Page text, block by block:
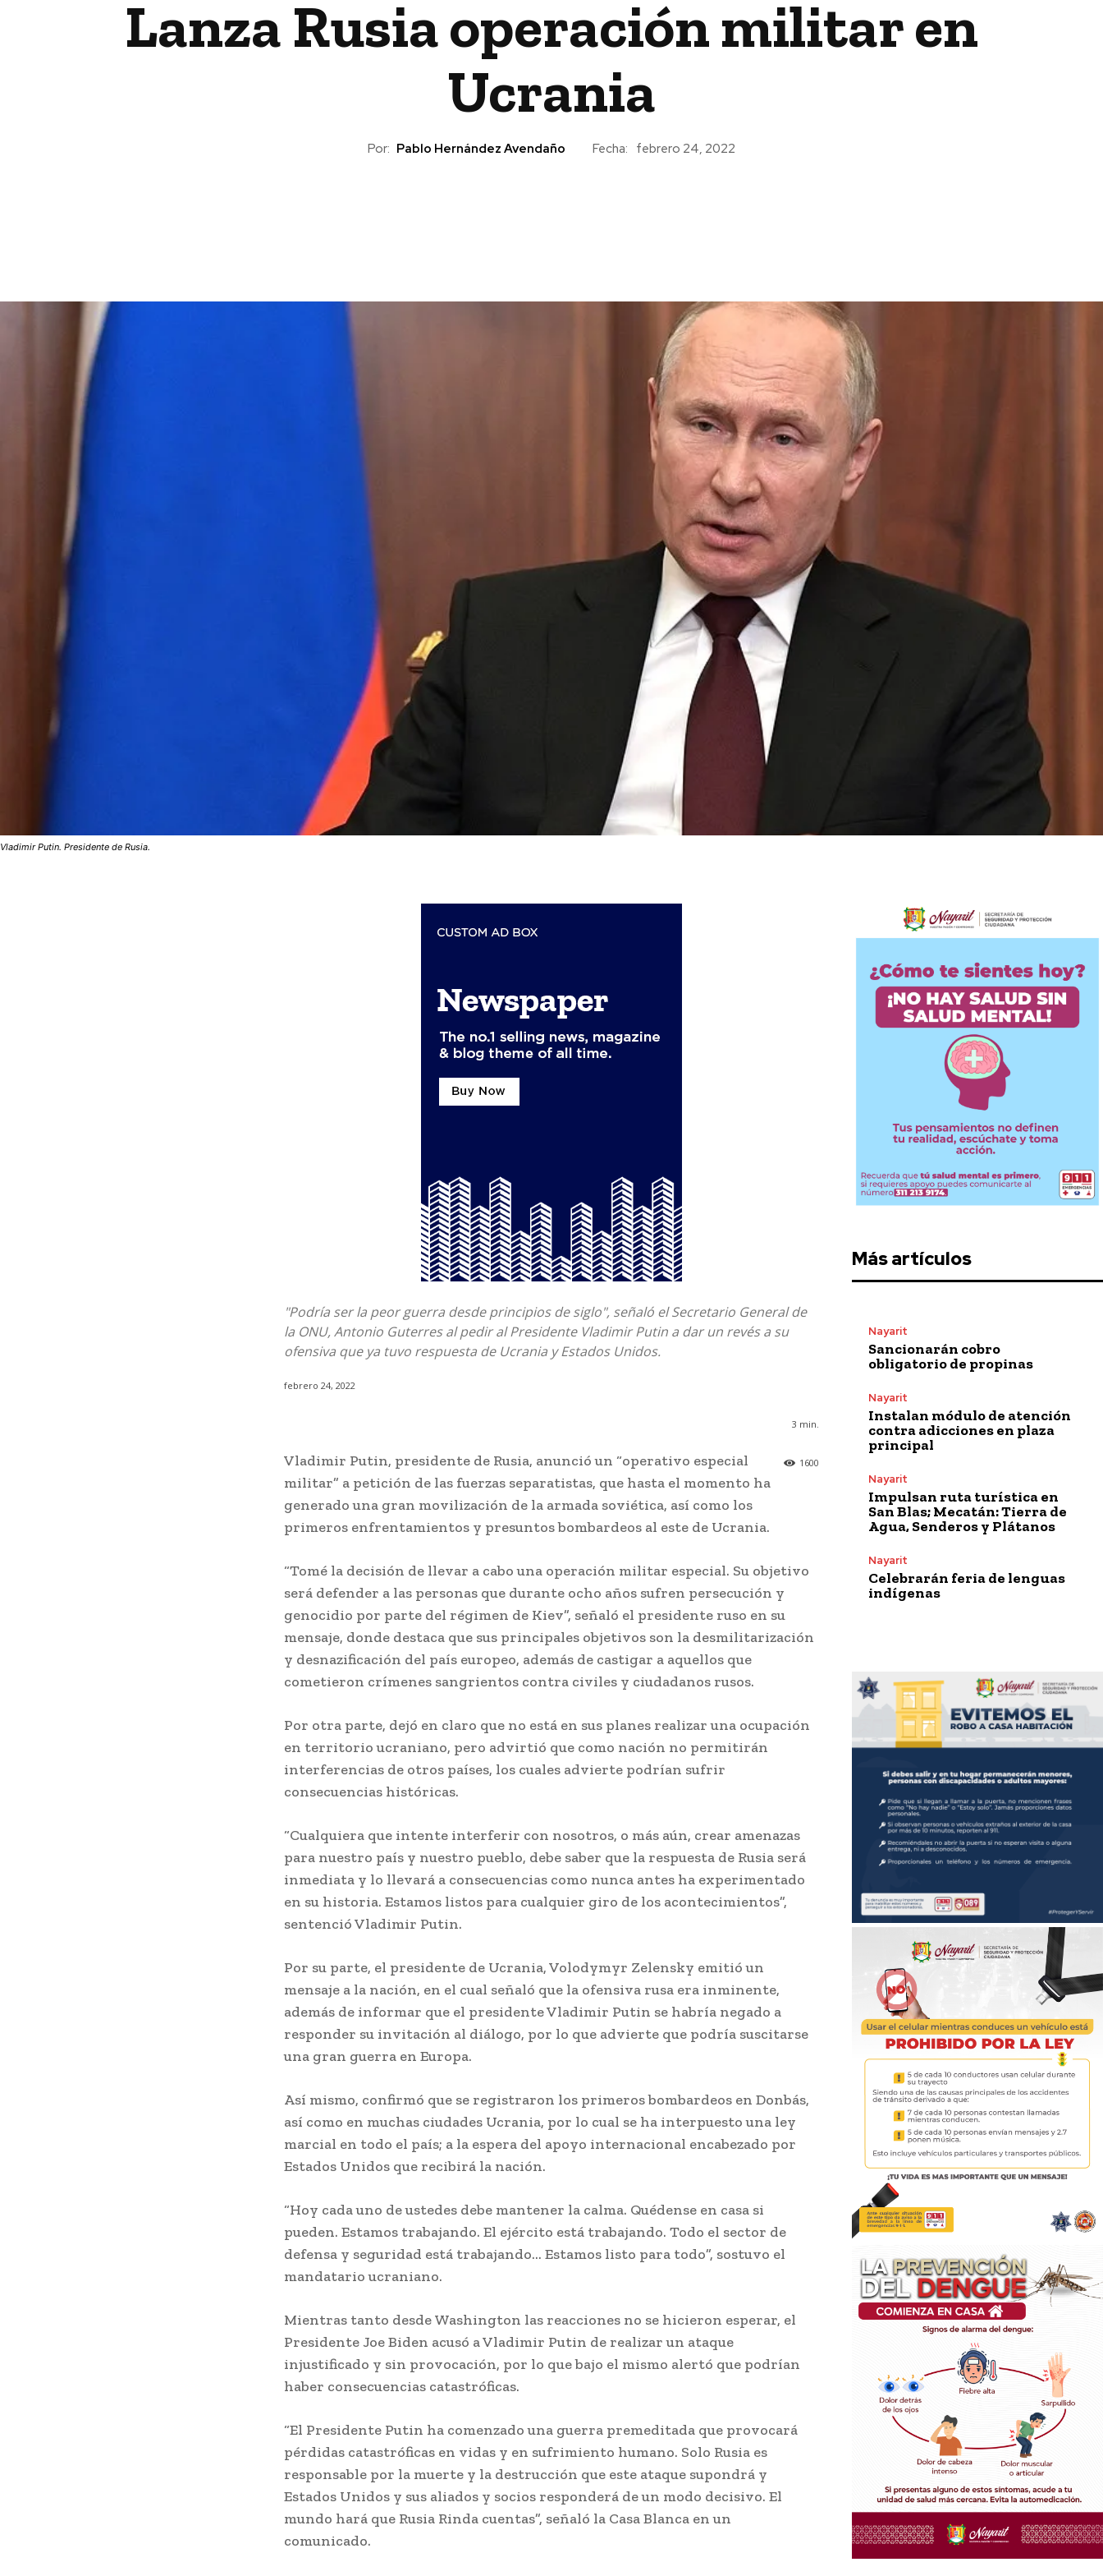
Lanza Rusia operación militar en
Ucrania
Por: Pablo Hernández Avendaño Fecha: febrero 24, 2022
Vladimir Putin. Presidente de Rusia.
"Podría ser la peor guerra desde principios de siglo", señaló el Secretario General de
la ONU, Antonio Guterres al pedir al Presidente Vladimir Putin a dar un revés a su
ofensiva que ya tuvo respuesta de Ucrania y Estados Unidos.
febrero 24, 2022
3 min.
1600
Vladimir Putin, presidente de Rusia, anunció un “operativo especial
militar” a petición de las fuerzas separatistas, que hasta el momento ha
generado una gran movilización de la armada soviética, así como los
primeros enfrentamientos y presuntos bombardeos al este de Ucrania.
“Tomé la decisión de llevar a cabo una operación militar especial. Su objetivo
será defender a las personas que durante ocho años sufren persecución y
genocidio por parte del régimen de Kiev”, señaló el presidente ruso en su
mensaje, donde destaca que sus principales objetivos son la desmilitarización
y desnazificación del país europeo, además de castigar a aquellos que
cometieron crímenes sangrientos contra civiles y ciudadanos rusos.
Por otra parte, dejó en claro que no está en sus planes realizar una ocupación
en territorio ucraniano, pero advirtió que como nación no permitirán
interferencias de otros países, los cuales advierte podrían sufrir
consecuencias históricas.
“Cualquiera que intente interferir con nosotros, o más aún, crear amenazas
para nuestro país y nuestro pueblo, debe saber que la respuesta de Rusia será
inmediata y lo llevará a consecuencias como nunca antes ha experimentado
en su historia. Estamos listos para cualquier giro de los acontecimientos”,
sentenció Vladimir Putin.
Por su parte, el presidente de Ucrania, Volodymyr Zelensky emitió un
mensaje a la nación, en el cual señaló que la ofensiva rusa era inminente,
además de informar que el presidente Vladimir Putin se habría negado a
responder su invitación al diálogo, por lo que advierte que podría suscitarse
una gran guerra en Europa.
Así mismo, confirmó que se registraron los primeros bombardeos en Donbás,
así como en muchas ciudades Ucrania, por lo cual se ha interpuesto una ley
marcial en todo el país; a la espera del apoyo internacional encabezado por
Estados Unidos que recibirá la nación.
“Hoy cada uno de ustedes debe mantener la calma. Quédense en casa si
pueden. Estamos trabajando. El ejército está trabajando. Todo el sector de
defensa y seguridad está trabajando… Estamos listo para todo”, sostuvo el
mandatario ucraniano.
Mientras tanto desde Washington las reacciones no se hicieron esperar, el
Presidente Joe Biden acusó a Vladimir Putin de realizar un ataque
injustificado y sin provocación, por lo que bajo el mismo alertó que podrían
haber consecuencias catastróficas.
“El Presidente Putin ha comenzado una guerra premeditada que provocará
pérdidas catastróficas en vidas y en sufrimiento humano. Solo Rusia es
responsable por la muerte y la destrucción que este ataque supondrá y
Estados Unidos y sus aliados y socios responderá de un modo decisivo. El
mundo hará que Rusia Rinda cuentas”, señaló la Casa Blanca en un
comunicado.
Más artículos
Nayarit
Sancionarán cobro
obligatorio de propinas
Nayarit
Instalan módulo de atención
contra adicciones en plaza
principal
Nayarit
Impulsan ruta turística en
San Blas; Mecatán: Tierra de
Agua, Senderos y Plátanos
Nayarit
Celebrarán feria de lenguas
indígenas